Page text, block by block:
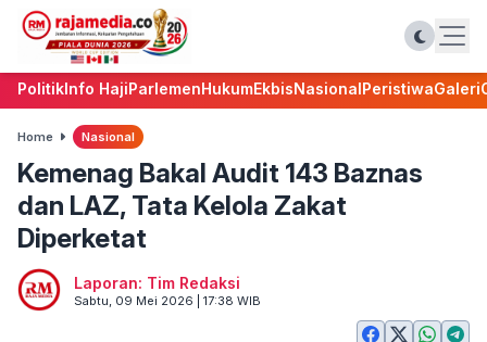
PolitikInfo HajiParlemenHukumEkbisNasionalPeristiwaGaleri
Home Nasional
Kemenag Bakal Audit 143 Baznas
dan LAZ, Tata Kelola Zakat
Diperketat
Laporan: Tim Redaksi
Sabtu, 09 Mei 2026 | 17:38 WIB